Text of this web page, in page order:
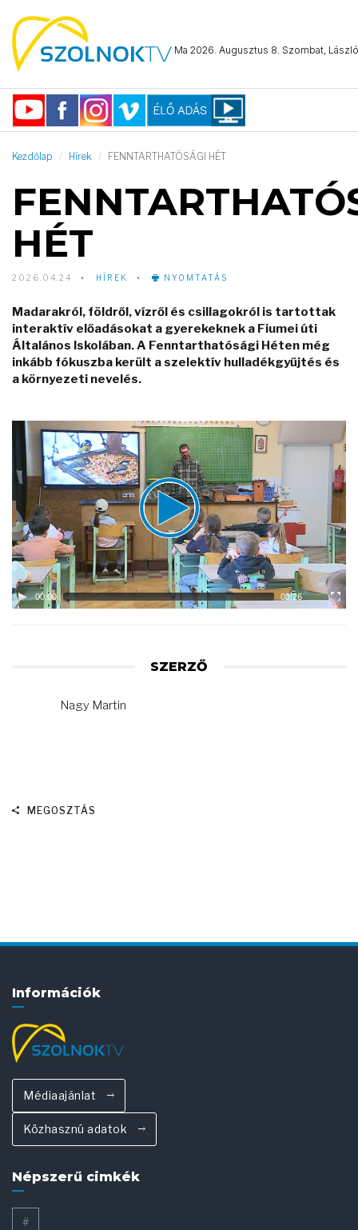
Ma 2026. Augusztus 8. Szombat,
Kezdőlap Hírek FENNTARTHATÓSÁGI HÉT
HÉT
2026.04.24 HÍREK NYOMTATÁS
Madarakról, földről, vízről és csillagokról is tartottak
interaktív előadásokat a gyerekeknek a Fiumei úti
Általános Iskolában. A Fenntarthatósági Héten még
inkább fókuszba került a szelektív hulladékgyűjtés és
a környezeti nevelés.
Video
Player
00:00 03:26
SZERZŐ
Nagy Martin
MEGOSZTÁS
Információk
Médiaajánlat
Közhasznú adatok
Népszerű cimkék
#